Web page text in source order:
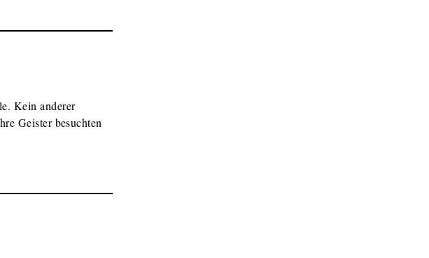
Kein anderer
Geister besuchten